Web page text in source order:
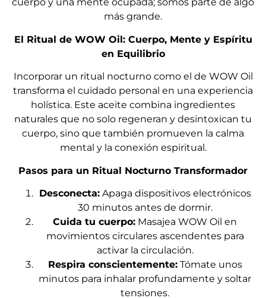
cuerpo y una mente ocupada; somos parte de algo
más grande.
El Ritual de WOW Oil: Cuerpo, Mente y Espíritu
en Equilibrio
Incorporar un ritual nocturno como el de WOW Oil
transforma el cuidado personal en una experiencia
holística. Este aceite combina ingredientes
naturales que no solo regeneran y desintoxican tu
cuerpo, sino que también promueven la calma
mental y la conexión espiritual.
Pasos para un Ritual Nocturno Transformador
Desconecta:Apaga dispositivos electrónicos
30 minutos antes de dormir.
Cuida tu cuerpo: Masajea WOW Oil en
movimientos circulares ascendentes para
activar la circulación.
Respira conscientemente:Tómate unos
minutos para inhalar profundamente y soltar
tensiones.